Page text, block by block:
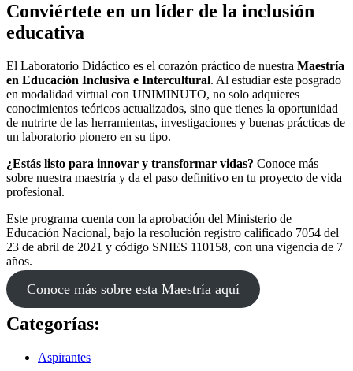
Conviértete en un líder de la inclusión
educativa
El Laboratorio Didáctico es el corazón práctico de nuestra Maestría
en Educación Inclusiva e Intercultural. Al estudiar este posgrado
en modalidad virtual con UNIMINUTO, no solo adquieres
conocimientos teóricos actualizados, sino que tienes la oportunidad
de nutrirte de las herramientas, investigaciones y buenas prácticas de
un laboratorio pionero en su tipo.
¿Estás listo para innovar y transformar vidas? Conoce más
sobre nuestra maestría y da el paso definitivo en tu proyecto de vida
profesional.
Este programa cuenta con la aprobación del Ministerio de
Educación Nacional, bajo la resolución registro calificado 7054 del
23 de abril de 2021 y código SNIES 110158, con una vigencia de 7
años.
Conoce más sobre esta Maestría aquí
Categorías:
Aspirantes